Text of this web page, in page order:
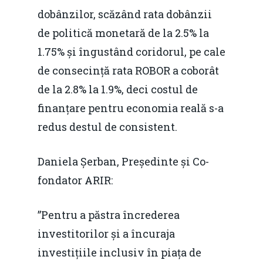
dobânzilor, scăzând rata dobânzii
de politică monetară de la 2.5% la
1.75% și îngustând coridorul, pe cale
de consecință rata ROBOR a coborât
de la 2.8% la 1.9%, deci costul de
finanțare pentru economia reală s-a
redus destul de consistent.
Daniela Șerban, Președinte și Co-
fondator ARIR:
”Pentru a păstra încrederea
investitorilor și a încuraja
investițiile inclusiv în piața de